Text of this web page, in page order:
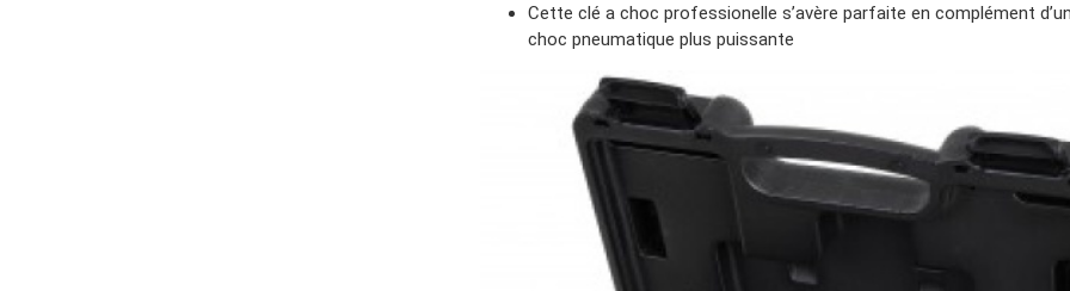
Cette clé a choc professionelle s’avère parfaite en complément
choc pneumatique plus puissante